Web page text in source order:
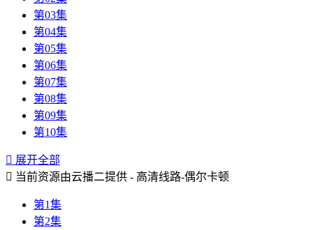
第03集
第04集
第05集
第06集
第07集
第08集
第09集
第10集
 展开全部
 当前资源由云播二提供 - 高清线路-偶尔卡顿
第1集
第2集